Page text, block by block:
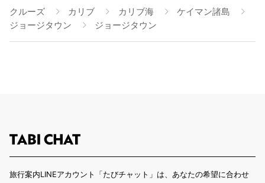
クルーズ
カリブ カリブ海
ケイマン諸島
ジョージタウン
ジョージタウン
旅行案内LINEアカウント「たびチャット」は、あなたの希望に合わせ